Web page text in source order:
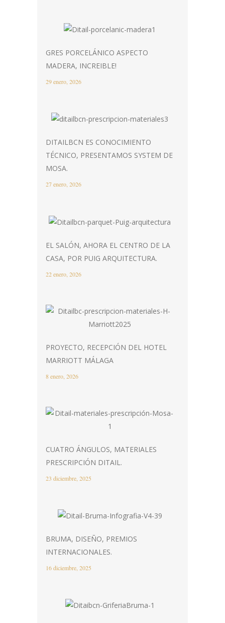
GRES PORCELÁNICO ASPECTO
MADERA, INCREIBLE!
29 enero, 2026
DITAILBCN ES CONOCIMIENTO
TÉCNICO, PRESENTAMOS SYSTEM DE
MOSA.
27 enero, 2026
EL SALÓN, AHORA EL CENTRO DE LA
CASA, POR PUIG ARQUITECTURA.
22 enero, 2026
PROYECTO, RECEPCIÓN DEL HOTEL
MARRIOTT MÁLAGA
8 enero, 2026
CUATRO ÁNGULOS, MATERIALES
PRESCRIPCIÓN DITAIL.
23 diciembre, 2025
BRUMA, DISEÑO, PREMIOS
INTERNACIONALES.
16 diciembre, 2025